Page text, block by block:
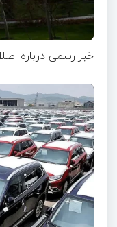
خبر رسمی درباره